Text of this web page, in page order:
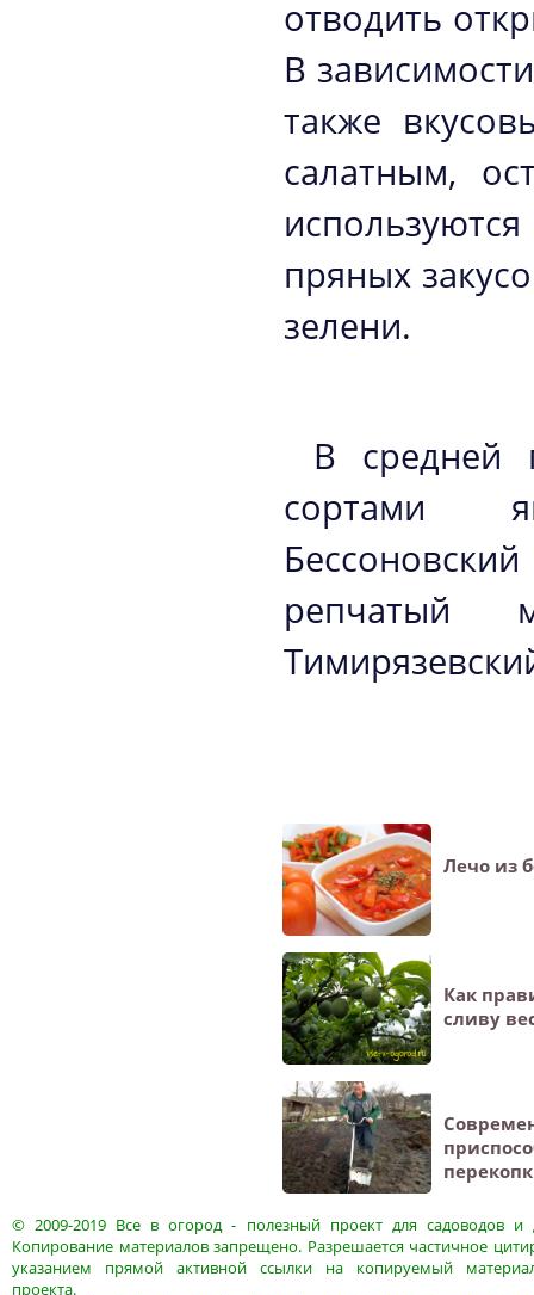
отводить
В
также
салатным,
пряных
зелени.
В средней
сортами
репчатый
Лечо из
Как
сливу
© 2009-2019 Все в огород- полезный проект для садоводов и
Копирование материалов запрещено. Разрешается частичное
указанием прямой активной ссылки на копируемый
проекта.